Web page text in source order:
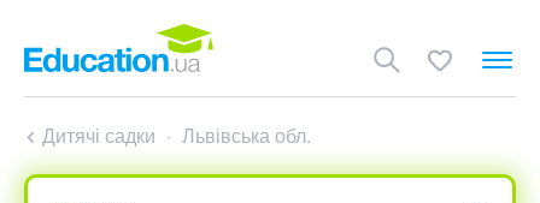
Дитячі садки Львівська обл.